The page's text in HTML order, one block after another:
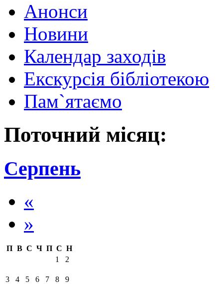
Анонси
Новини
Календар заходів
Екскурсія бібліотекою
Пам`ятаємо
Поточний місяц:
Серпень
«
»
П В С Ч П С Н
1
2
3 4 5 6 7 8 9